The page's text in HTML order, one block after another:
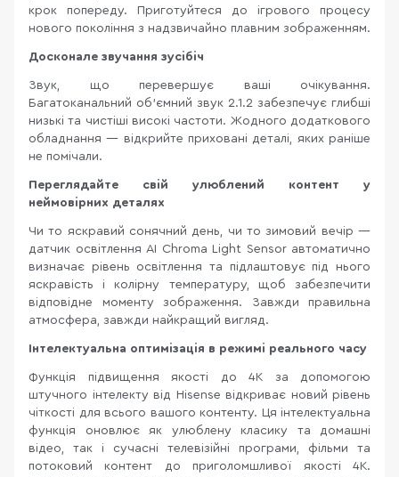
крок попереду. Приготуйтеся до ігрового процесу
нового покоління з надзвичайно плавним зображенням.
Досконале звучання зусібіч
Звук, що перевершує ваші очікування.
Багатоканальний об’ємний звук 2.1.2 забезпечує глибші
низькі та чистіші високі частоти. Жодного додаткового
обладнання — відкрийте приховані деталі, яких раніше
не помічали.
Переглядайте свій улюблений контент у
неймовірних деталях
Чи то яскравий сонячний день, чи то зимовий вечір —
датчик освітлення AI Chroma Light Sensor автоматично
визначає рівень освітлення та підлаштовує під нього
яскравість і колірну температуру, щоб забезпечити
відповідне моменту зображення. Завжди правильна
атмосфера, завжди найкращий вигляд.
Інтелектуальна оптимізація в режимі реального часу
Функція підвищення якості до 4K за допомогою
штучного інтелекту від Hisense відкриває новий рівень
чіткості для всього вашого контенту. Ця інтелектуальна
функція оновлює як улюблену класику та домашні
відео, так і сучасні телевізійні програми, фільми та
потоковий контент до приголомшливої якості 4K.